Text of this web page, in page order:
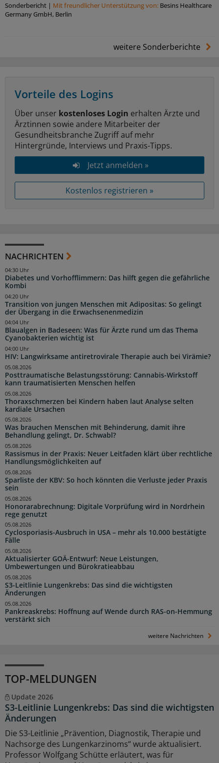
Sonderbericht | Mit freundlicher Unterstützung von: Besins Healthcare
Germany GmbH, Berlin
weitere Sonderberichte
Vorteile des Logins
Über unser kostenloses Login erhalten Ärzte und
Ärztinnen sowie andere Mitarbeiter der
Gesundheitsbranche Zugriff auf mehr
Hintergründe, Interviews und Praxis-Tipps.
Jetzt anmelden »
Kostenlos registrieren »
NACHRICHTEN
Diabetes und Vorhofflimmern: Das hilft gegen die gefährliche
Kombi
04:30 Uhr
Transition von jungen Menschen mit Adipositas: So gelingt
der Übergang in die Erwachsenenmedizin
04:20 Uhr
Blaualgen in Badeseen: Was für Ärzte rund um das Thema
Cyanobakterien wichtig ist
04:04 Uhr
HIV: Langwirksame antiretrovirale Therapie auch bei Virämie?
04:00 Uhr
Posttraumatische Belastungsstörung: Cannabis-Wirkstoff
kann traumatisierten Menschen helfen
05.08.2026
Thoraxschmerzen bei Kindern haben laut Analyse selten
kardiale Ursachen
05.08.2026
Was brauchen Menschen mit Behinderung, damit ihre
Behandlung gelingt, Dr. Schwabl?
05.08.2026
Rassismus in der Praxis: Neuer Leitfaden klärt über rechtliche
Handlungsmöglichkeiten auf
05.08.2026
Sparliste der KBV: So hoch könnten die Verluste jeder Praxis
sein
05.08.2026
Honorarabrechnung: Digitale Vorprüfung wird in Nordrhein
rege genutzt
05.08.2026
Cyclosporiasis-Ausbruch in USA – mehr als 10.000 bestätigte
Fälle
05.08.2026
Aktualisierter GOÄ-Entwurf: Neue Leistungen,
Umbewertungen und Bürokratieabbau
05.08.2026
S3-Leitlinie Lungenkrebs: Das sind die wichtigsten
Änderungen
05.08.2026
Pankreaskrebs: Hoffnung auf Wende durch RAS-on-Hemmung
verstärkt sich
05.08.2026
weitere Nachrichten
TOP-MELDUNGEN
Update 2026
S3-Leitlinie Lungenkrebs: Das sind die wichtigsten
Änderungen
Die S3-Leitlinie „Prävention, Diagnostik, Therapie und
Nachsorge des Lungenkarzinoms“ wurde aktualisiert.
Professor Wolfgang Schütte erläutert, was für